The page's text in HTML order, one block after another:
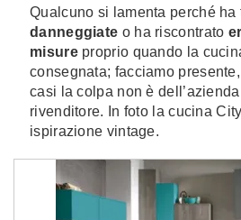
Qualcuno si lamenta perché ha
danneggiate o ha riscontrato
misureproprio quando la
consegnata; facciamo
casi la colpa non è
rivenditore. In foto la cucina
ispirazione vintage.